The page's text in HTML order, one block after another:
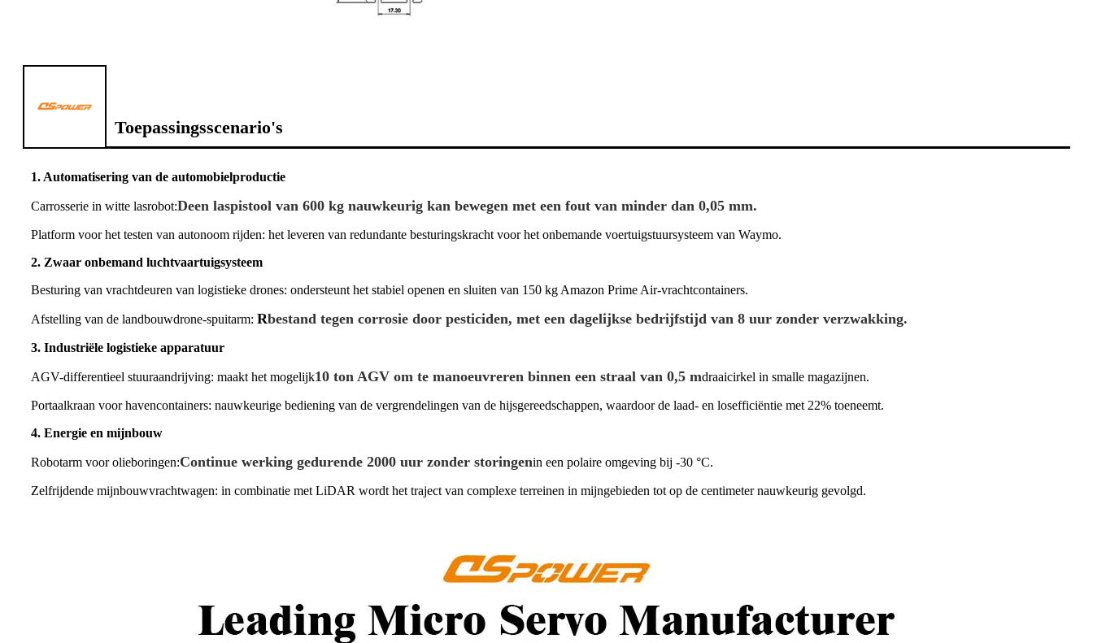
Toepassingsscenario's
1. Automatisering van de automobielproductie
Carrosserie in witte lasrobot:Deen laspistool van 600 kg nauwkeurig kan bewegen met een fout van minder dan 0,05 mm.
Platform voor het testen van autonoom rijden: het leveren van redundante besturingskracht voor het onbemande voertuigstuursysteem van Waymo.
2. Zwaar onbemand luchtvaartuigsysteem
Besturing van vrachtdeuren van logistieke drones: ondersteunt het stabiel openen en sluiten van 150 kg Amazon Prime Air-vrachtcontainers.
Afstelling van de landbouwdrone-spuitarm: Rbestand tegen corrosie door pesticiden, met een dagelijkse bedrijfstijd van 8 uur zonder verzwakking.
3. Industriële logistieke apparatuur
AGV-differentieel stuuraandrijving: maakt het mogelijk10 ton AGV om te manoeuvreren binnen een straal van 0,5 mdraaicirkel in smalle magazijnen.
Portaalkraan voor havencontainers: nauwkeurige bediening van de vergrendelingen van de hijsgereedschappen, waardoor de laad- en losefficiëntie met 22% toeneemt.
4. Energie en mijnbouw
Robotarm voor olieboringen:Continue werking gedurende 2000 uur zonder storingenin een polaire omgeving bij -30 °C.
Zelfrijdende mijnbouwvrachtwagen: in combinatie met LiDAR wordt het traject van complexe terreinen in mijngebieden tot op de centimeter nauwkeurig gevolgd.